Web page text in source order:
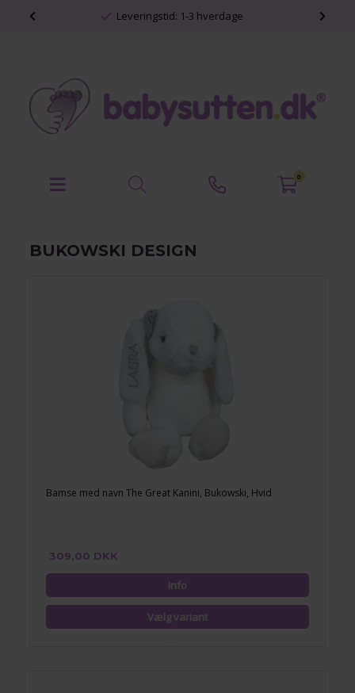
Leveringstid: 1-3 hverdage
0
BUKOWSKI DESIGN
Bamse med navn The Great Kanini, Bukowski, Hvid
309,00 DKK